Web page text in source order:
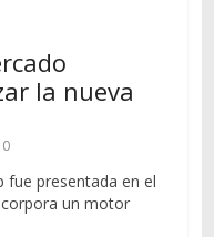
la nueva
0
fue presentada en el
un motor